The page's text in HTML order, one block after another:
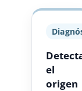
el
origen